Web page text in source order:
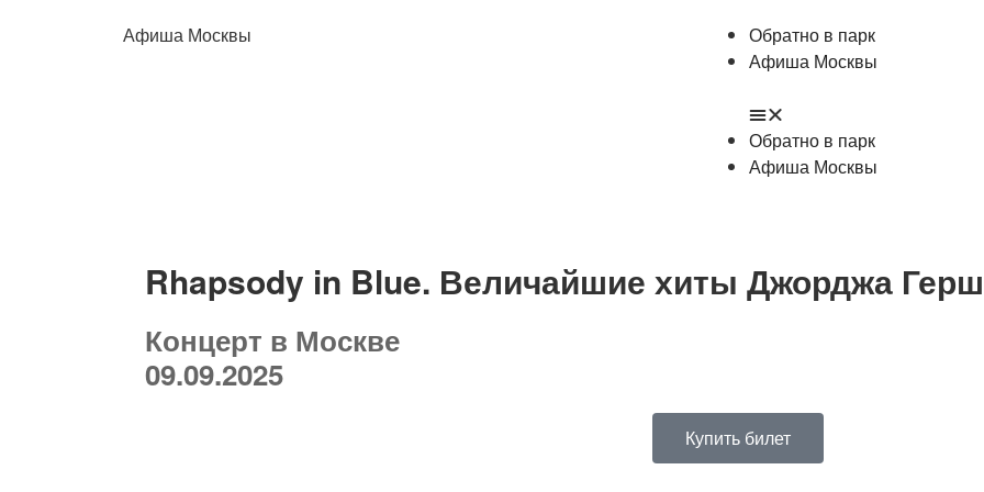
Афиша Москвы
Обратно в парк
Афиша Москвы
Обратно в парк
Афиша Москвы
Rhapsody in Blue. Величайшие хиты Джорджа
Концерт в Москве
09.09.2025
Купить билет